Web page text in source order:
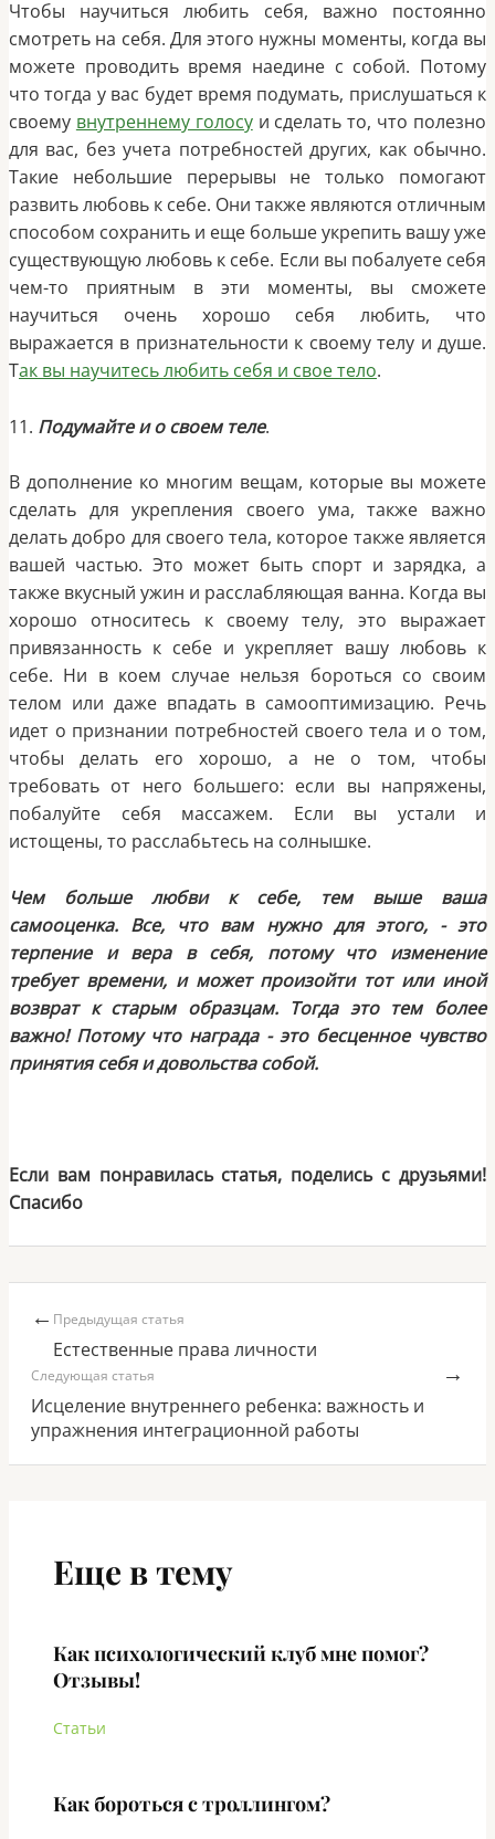
Чтобы научиться любить себя, важно постоянно
смотреть на себя. Для этого нужны моменты, когда вы
можете проводить время наедине с собой. Потому
что тогда у вас будет время подумать, прислушаться к
своему внутреннему голосуи сделать то, что полезно
для вас, без учета потребностей других, как обычно.
Такие небольшие перерывы не только помогают
развить любовь к себе. Они также являются отличным
способом сохранить и еще больше укрепить вашу уже
существующую любовь к себе. Если вы побалуете себя
чем-то приятным в эти моменты, вы сможете
научиться очень хорошо себя любить, что
выражается в признательности к своему телу и душе.
Так вы научитесь любить себя и свое тело.
11. Подумайте и о своем теле.
В дополнение ко многим вещам, которые вы можете
сделать для укрепления своего ума, также важно
делать добро для своего тела, которое также является
вашей частью. Это может быть спорт и зарядка, а
также вкусный ужин и расслабляющая ванна. Когда вы
хорошо относитесь к своему телу, это выражает
привязанность к себе и укрепляет вашу любовь к
себе. Ни в коем случае нельзя бороться со своим
телом или даже впадать в самооптимизацию. Речь
идет о признании потребностей своего тела и о том,
чтобы делать его хорошо, а не о том, чтобы
требовать от него большего: если вы напряжены,
побалуйте себя массажем. Если вы устали и
истощены, то расслабьтесь на солнышке.
Чем больше любви к себе, тем выше ваша
самооценка. Все, что вам нужно для этого, - это
терпение и вера в себя, потому что изменение
требует времени, и может произойти тот или иной
возврат к старым образцам. Тогда это тем более
важно! Потому что награда - это бесценное чувство
принятия себя и довольства собой.
Если вам понравилась статья, поделись с друзьями!
Спасибо
← Предыдущая статья
Естественные права личности
Следующая статья
Исцеление внутреннего ребенка: важность и
упражнения интеграционной работы
→
Еще в тему
Как психологический клуб мне помог?
Отзывы!
Статьи
Как бороться с троллингом?